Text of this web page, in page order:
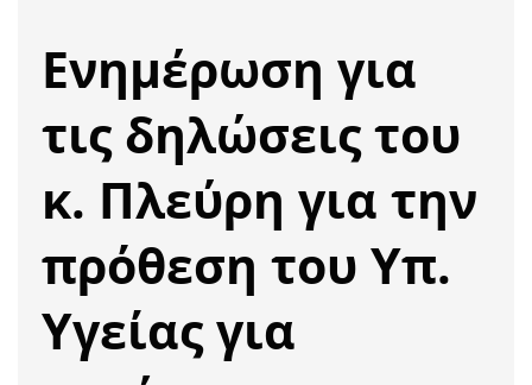
Ενημέρωση για
τις δηλώσεις του
κ. Πλεύρη για την
πρόθεση του Υπ.
Υγείας για